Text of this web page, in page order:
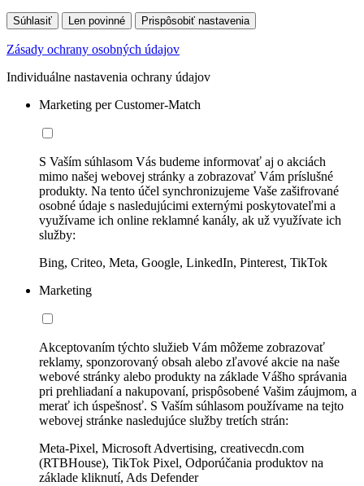
Súhlasiť Len povinné Prispôsobiť nastavenia
Zásady ochrany osobných údajov
Individuálne nastavenia ochrany údajov
Marketing per Customer-Match
S Vaším súhlasom Vás budeme informovať aj o akciách
mimo našej webovej stránky a zobrazovať Vám príslušné
produkty. Na tento účel synchronizujeme Vaše zašifrované
osobné údaje s nasledujúcimi externými poskytovateľmi a
využívame ich online reklamné kanály, ak už využívate ich
služby:
Bing, Criteo, Meta, Google, LinkedIn, Pinterest, TikTok
Marketing
Akceptovaním týchto služieb Vám môžeme zobrazovať
reklamy, sponzorovaný obsah alebo zľavové akcie na naše
webové stránky alebo produkty na základe Vášho správania
pri prehliadaní a nakupovaní, prispôsobené Vašim záujmom, a
merať ich úspešnosť. S Vaším súhlasom používame na tejto
webovej stránke nasledujúce služby tretích strán:
Meta-Pixel, Microsoft Advertising, creativecdn.com
(RTBHouse), TikTok Pixel, Odporúčania produktov na
základe kliknutí, Ads Defender